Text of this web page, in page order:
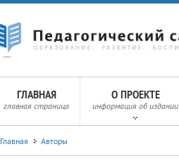
ГЛАВНАЯ
главная страница
О ПРОЕКТЕ
информация об издании
Главная Авторы